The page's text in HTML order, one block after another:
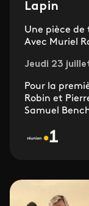
Lapin
Une pièce
Avec Muriel
Jeudi 23
Pour la
Robin et
Samuel